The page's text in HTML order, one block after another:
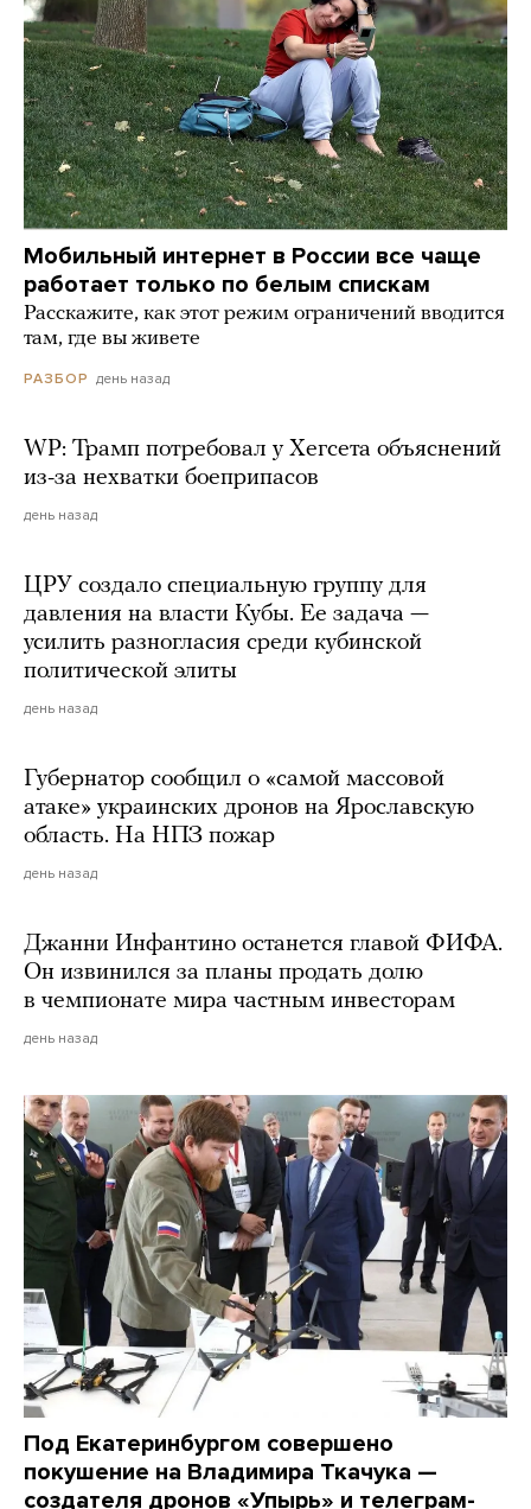
Мобильный интернет в России все чаще
работает только по белым спискам
Расскажите, как этот режим ограничений вводится
там, где вы живете
РАЗБОР день назад
WP: Трамп потребовал у Хегсета объяснений
из-за нехватки боеприпасов
день назад
ЦРУ создало специальную группу для
давления на власти Кубы. Ее задача —
усилить разногласия среди кубинской
политической элиты
день назад
Губернатор сообщил о «самой массовой
атаке» украинских дронов на Ярославскую
область. На НПЗ пожар
день назад
Джанни Инфантино останется главой ФИФА.
Он извинился за планы продать долю
в чемпионате мира частным инвесторам
день назад
Под Екатеринбургом совершено
покушение на Владимира Ткачука —
создателя дронов «Упырь» и телеграм-